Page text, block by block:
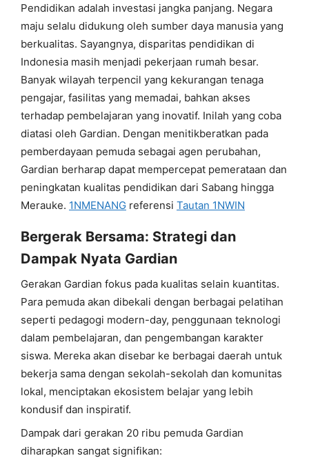
Pendidikan adalah investasi jangka panjang. Negara
maju selalu didukung oleh sumber daya manusia yang
berkualitas. Sayangnya, disparitas pendidikan di
Indonesia masih menjadi pekerjaan rumah besar.
Banyak wilayah terpencil yang kekurangan tenaga
pengajar, fasilitas yang memadai, bahkan akses
terhadap pembelajaran yang inovatif. Inilah yang coba
diatasi oleh Gardian. Dengan menitikberatkan pada
pemberdayaan pemuda sebagai agen perubahan,
Gardian berharap dapat mempercepat pemerataan dan
peningkatan kualitas pendidikan dari Sabang hingga
Merauke. 1NMENANG referensi Tautan 1NWIN
Bergerak Bersama: Strategi dan
Dampak Nyata Gardian
Gerakan Gardian fokus pada kualitas selain kuantitas.
Para pemuda akan dibekali dengan berbagai pelatihan
seperti pedagogi modern-day, penggunaan teknologi
dalam pembelajaran, dan pengembangan karakter
siswa. Mereka akan disebar ke berbagai daerah untuk
bekerja sama dengan sekolah-sekolah dan komunitas
lokal, menciptakan ekosistem belajar yang lebih
kondusif dan inspiratif.
Dampak dari gerakan 20 ribu pemuda Gardian
diharapkan sangat signifikan: